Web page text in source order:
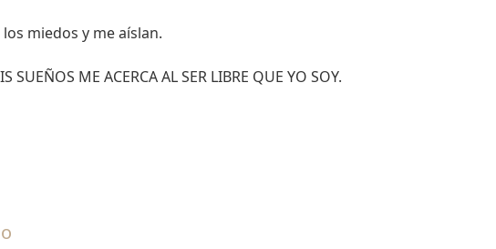
miedos y me aíslan.
SUEÑOS ME ACERCA AL SER LIBRE QUE YO SOY.